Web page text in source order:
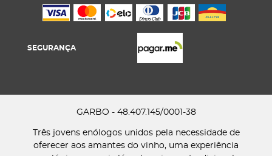
SEGURANÇA
GARBO - 48.407.145/0001-38
Três jovens enólogos unidos pela necessidade de
oferecer aos amantes do vinho, uma experiência